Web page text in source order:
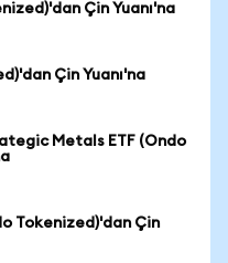
Çin Yuanı'na
Çin Yuanı'na
Metals ETF (Ondo
Tokenized)'dan Çin